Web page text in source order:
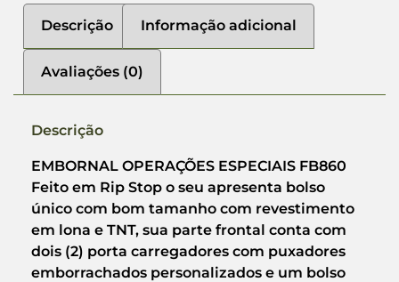
Descrição Informação adicional
Avaliações (0)
Descrição
EMBORNAL OPERAÇÕES ESPECIAIS FB860
Feito em Rip Stop o seu apresenta bolso
único com bom tamanho com revestimento
em lona e TNT, sua parte frontal conta com
dois (2) porta carregadores com puxadores
emborrachados personalizados e um bolso